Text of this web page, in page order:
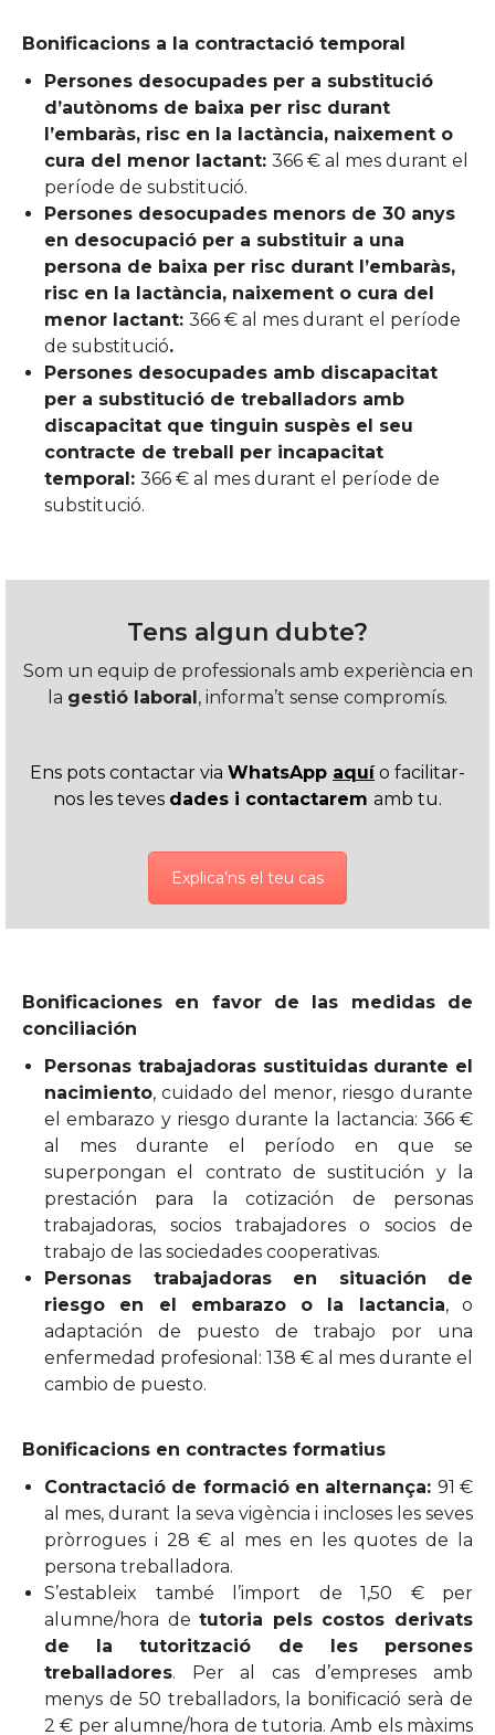
Bonificacions a la contractació temporal
Persones desocupades per a substitució
d’autònoms de baixa per risc durant
l’embaràs, risc en la lactància, naixement o
cura del menor lactant: 366 € al mes durant el
període de substitució.
Persones desocupades menors de 30 anys
en desocupació per a substituir a una
persona de baixa per risc durant l’embaràs,
risc en la lactància, naixement o cura del
menor lactant: 366 € al mes durant el període
de substitució.
Persones desocupades amb discapacitat
per a substitució de treballadors amb
discapacitat que tinguin suspès el seu
contracte de treball per incapacitat
temporal: 366 € al mes durant el període de
substitució.
Tens algun dubte?
Som un equip de professionals amb experiència en
la gestió laboral , informa’t sense compromís.
Ens pots contactar via WhatsApp aquío facilitar-
nos les teves dades i contactarem amb tu.
Explica’ns el teu cas
Bonificaciones en favor de las medidas de
conciliación
Personas trabajadoras sustituidas durante el
nacimiento, cuidado del menor, riesgo durante
el embarazo y riesgo durante la lactancia: 366 €
al mes durante el período en que se
superpongan el contrato de sustitución y la
prestación para la cotización de personas
trabajadoras, socios trabajadores o socios de
trabajo de las sociedades cooperativas.
Personas trabajadoras en situación de
riesgo en el embarazo o la lactancia, o
adaptación de puesto de trabajo por una
enfermedad profesional: 138 € al mes durante el
cambio de puesto.
Bonificacions en contractes formatius
Contractació de formació en alternança: 91 €
al mes, durant la seva vigència i incloses les seves
pròrrogues i 28 € al mes en les quotes de la
persona treballadora.
S’estableix també l’import de 1,50 € per
alumne/hora detutoria pels costos derivats
de la tutorització de les persones
treballadores. Per al cas d’empreses amb
menys de 50 treballadors, la bonificació serà de
2 € per alumne/hora de tutoria. Amb els màxims